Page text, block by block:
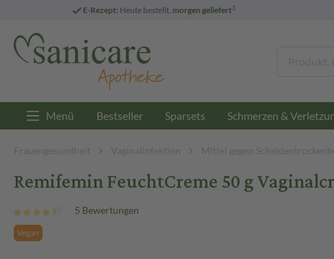
E-Rezept: Heute bestellt, morgen geliefert3
Menü Bestseller Sparsets Schmerzen &
Frauengesundheit Vaginalinfektion Mittel gegen
Remifemin FeuchtCreme 50 g
5 Bewertungen
Vegan